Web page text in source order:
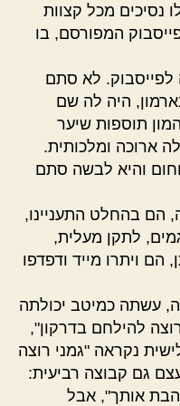
נסיכים מכל קצוות
המפורסם, בו
לא סתם
היה לה שם
תוספות שיער
ארוכה ומלכותית.
וחום והיא לבשה סתם
הם בהחלט התעניינו,
לתקן מעלית,
ויתרו מייד ודפדפו
עשתה כמיטב יכולתה
להילחם בדרקון",
נקראה "גמני רוצה
גם קבוצה רביעית:
אותך", אבל